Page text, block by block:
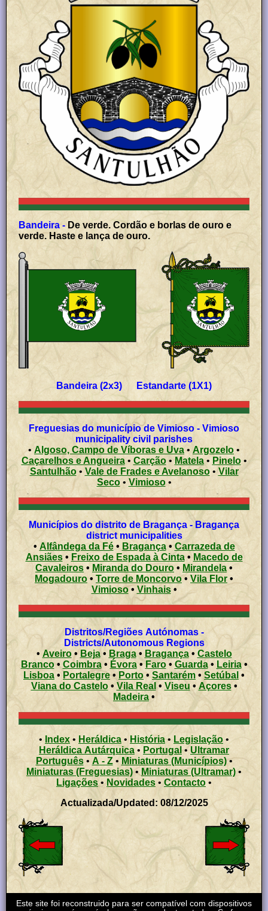
Bandeira - De verde. Cordão e borlas de ouro e
verde. Haste e lança de ouro.
Bandeira (2x3) Estandarte (1X1)
Freguesias do município de Vimioso - Vimioso
municipality civil parishes
•Algoso, Campo de Víboras e Uva • Argozelo •
Caçarelhos e Angueira• Carção• Matela• Pinelo•
Santulhão• Vale de Frades e Avelanoso • Vilar
Seco• Vimioso•
Municípios do distrito de Bragança - Bragança
district municipalities
• Alfândega da Fé• Bragança• Carrazeda de
Ansiães• Freixo de Espada à Cinta• Macedo de
Cavaleiros • Miranda do Douro • Mirandela •
Mogadouro • Torre de Moncorvo• Vila Flor •
Vimioso• Vinhais•
Distritos/Regiões Autónomas -
Districts/Autonomous Regions
• Aveiro• Beja• Braga• Bragança• Castelo
Branco• Coimbra• Évora•Faro• Guarda• Leiria•
Lisboa •Portalegre• Porto • Santarém • Setúbal •
Viana do Castelo• Vila Real • Viseu•Açores •
Madeira •
• Index • Heráldica • História • Legislação •
Heráldica Autárquica • Portugal • Ultramar
Português• A - Z• Miniaturas (Municípios)•
Miniaturas (Freguesias)• Miniaturas (Ultramar)•
Ligações• Novidades • Contacto •
Actualizada/Updated: 08/12/2025
Este site foi reconstruido para ser compatível com dispositivos